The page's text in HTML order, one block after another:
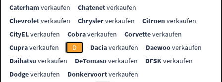
Caterhamverkaufen Chatenetverkaufen
Chevroletverkaufen Chryslerverkaufen Citroenverkaufen
CityELverkaufen Cobraverkaufen Corvetteverkaufen
Cupraverkaufen D Daciaverkaufen Daewooverkaufen
Daihatsu verkaufen DeTomasoverkaufen DFSKverkaufen
Dodgeverkaufen Donkervoortverkaufen